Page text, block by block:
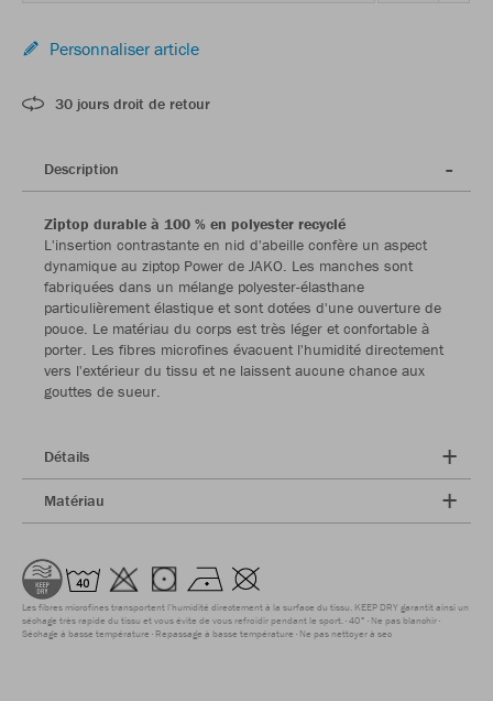
Personnaliser article
30 jours droit de retour
Description
Ziptop durable à 100 % en polyester recyclé
L'insertion contrastante en nid d'abeille confère un aspect
dynamique au ziptop Power de JAKO. Les manches sont
fabriquées dans un mélange polyester-élasthane
particulièrement élastique et sont dotées d'une ouverture de
pouce. Le matériau du corps est très léger et confortable à
porter. Les fibres microfines évacuent l'humidité directement
vers l'extérieur du tissu et ne laissent aucune chance aux
gouttes de sueur.
Détails
Matériau
Les fibres microfines transportent l'humidité directement à la surface du tissu. KEEP DRY garantit ainsi un
séchage très rapide du tissu et vous évite de vous refroidir pendant le sport. 40° Ne pas blanchir
Séchage à basse température Repassage à basse température Ne pas nettoyer à sec